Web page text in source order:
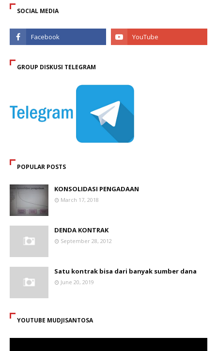
SOCIAL MEDIA
GROUP DISKUSI TELEGRAM
POPULAR POSTS
KONSOLIDASI PENGADAAN
March 17, 2018
DENDA KONTRAK
September 28, 2012
Satu kontrak bisa dari banyak sumber dana
June 20, 2019
YOUTUBE MUDJISANTOSA